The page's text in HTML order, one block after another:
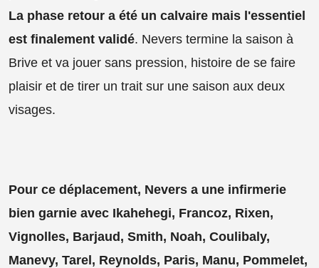
La phase retour a été un calvaire mais l'essentiel
est finalement validé. Nevers termine la saison à
Brive et va jouer sans pression, histoire de se faire
plaisir et de tirer un trait sur une saison aux deux
visages.
Pour ce déplacement, Nevers a une infirmerie
bien garnie avec Ikahehegi, Francoz, Rixen,
Vignolles, Barjaud, Smith, Noah, Coulibaly,
Manevy, Tarel, Reynolds, Paris, Manu, Pommelet,